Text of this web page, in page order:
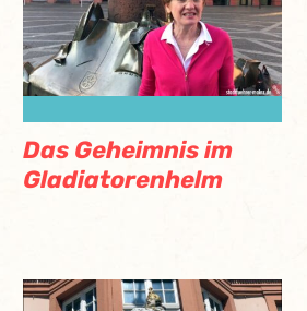
Das Geheimnis im
Gladiatorenhelm